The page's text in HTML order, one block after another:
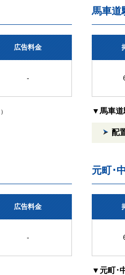
広告料金
-
馬車道
▼馬車道
配
広告料金
-
元町･
▼元町･